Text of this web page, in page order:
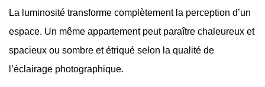
La luminosité transforme complètement la perception d’un
espace. Un même appartement peut paraître chaleureux et
spacieux ou sombre et étriqué selon la qualité de
l’éclairage photographique.